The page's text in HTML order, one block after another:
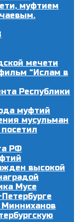
муфтием
мечети
“Ислам в
Республики
муфтий
мусульман
РФ
высокой
Мусе